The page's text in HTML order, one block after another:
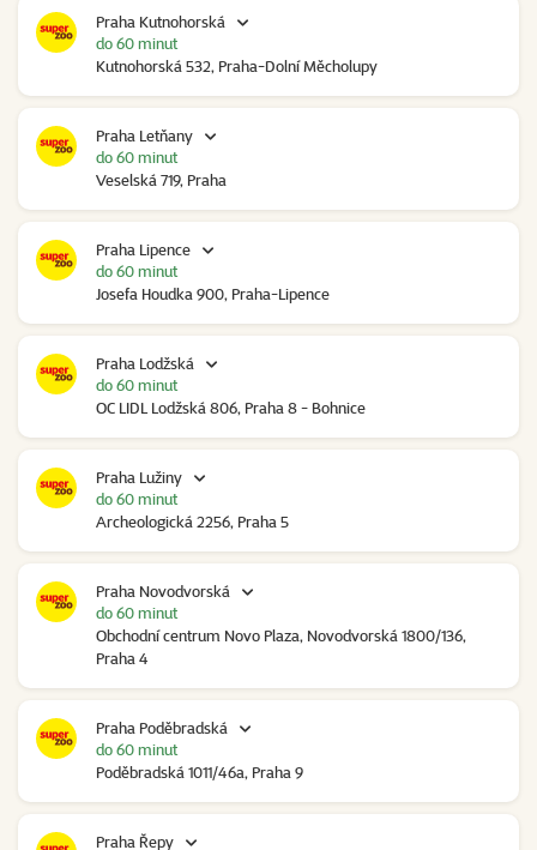
Praha Kutnohorská
Kutnohorská 532, Praha-Dolní Měcholupy
do 60 minut
Praha Letňany
Veselská 719, Praha
do 60 minut
Praha Lipence
Josefa Houdka 900, Praha-Lipence
do 60 minut
Praha Lodžská
OC LIDL Lodžská 806, Praha 8 - Bohnice
do 60 minut
Praha Lužiny
Archeologická 2256, Praha 5
do 60 minut
Praha Novodvorská
Obchodní centrum Novo Plaza, Novodvorská 1800/136,
Praha 4
do 60 minut
Praha Poděbradská
Poděbradská 1011/46a, Praha 9
do 60 minut
Praha Řepy